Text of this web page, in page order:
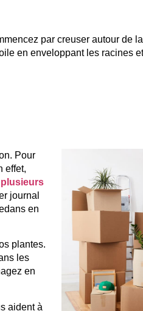
par creuser autour de
en enveloppant les racines
Pour
effet,
journal
en
plantes.
les
en
aident à